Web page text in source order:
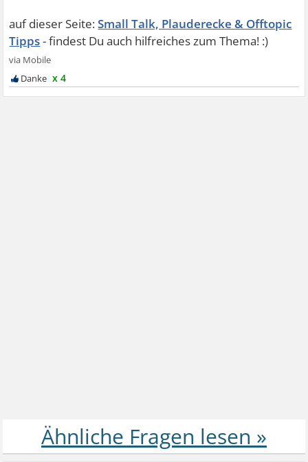
Small Talk, Plauderecke & Offtopic
Tipps
x 4